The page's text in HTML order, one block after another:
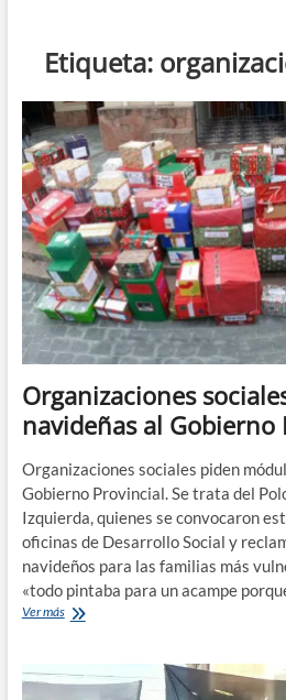
Etiqueta:
Organizaciones
navideñas al Gobierno
Organizaciones sociales piden
Gobierno Provincial. Se trata del
Izquierda, quienes se convocaron
oficinas de Desarrollo Social y
navideños para las familias más
«todo pintaba para un acampe
Ver másOrganizaciones
cajas
navideñas